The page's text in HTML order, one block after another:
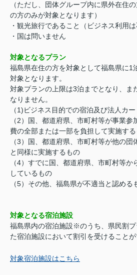
（ただし、団体グループ内に県外在住
の方のみが対象となります）
・観光旅行であること（ビジネス利用は
・国は問いません
対象となるプラン
福島県在住の方を対象として福島県に1
対象となります。
対象プランの上限は3泊までとなり、ま
なりません。
（1)ビジネス目的での宿泊及び法人カ
（2）国、都道府県、市町村等が事業
費の全部または一部を負担して実施す
（3）国、都道府県、市町村等が他の
と同様に実施するもの
（4）すでに国、都道府県、市町村等
しているもの
（5）その他、福島県が不適当と認める
対象となる宿泊施設
福島県内の宿泊施設※のうち、県民割
た宿泊施設において割引を受けることが
対象宿泊施設はこちら